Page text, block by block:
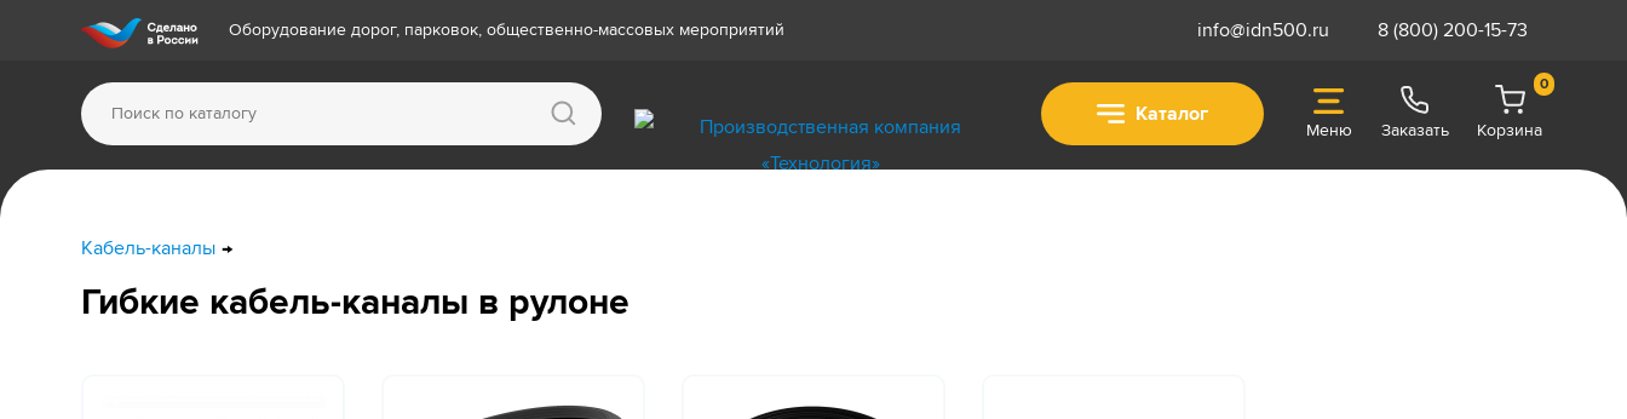
Оборудование дорог, парковок, общественно-массовых мероприятий info@idn500.ru 8 (800) 200-15-73
Каталог
Меню Заказать
0
Корзина
Кабель-каналы
Гибкие кабель-каналы в рулоне